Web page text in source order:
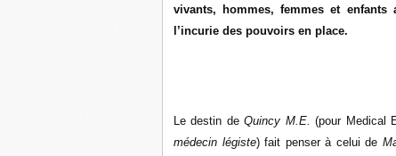
vivants, hommes, femmes et
l’incurie des pouvoirs en place.
Le destin deQuincy M.E.(pour Medical
médecin légiste) fait penser à celui de